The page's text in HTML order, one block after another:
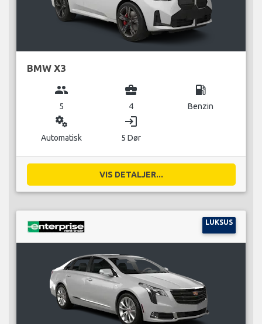
BMW X3
group
5
business_center
4
local_gas_station
Benzin
miscellaneous_services
Automatisk
login
5 Dør
VIS DETALJER...
LUKSUS